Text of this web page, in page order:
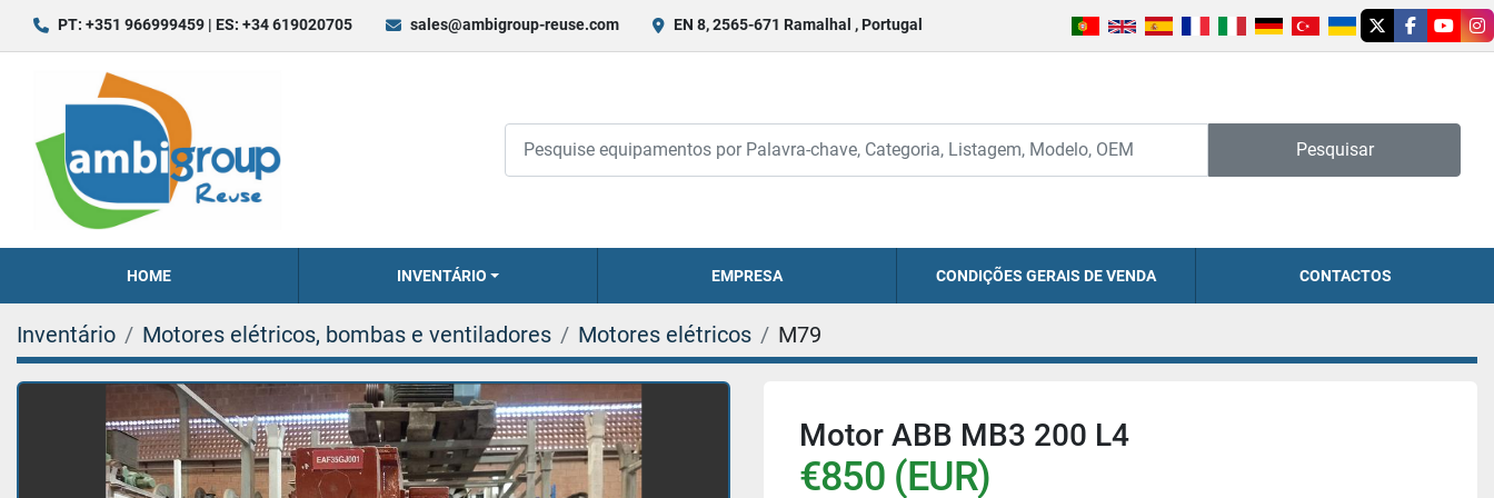
PT: +351 966999459 | ES: +34 619020705 sales@ambigroup-reuse.com EN 8, 2565-671 Ramalhal , Portugal
twitterfacebook
Pesquisar
HOME INVENTÁRIO EMPRESA CONDIÇÕES GERAIS DE VENDA CONTACTOS
Inventário Motores elétricos, bombas e ventiladores Motores elétricos M79
Motor ABB MB3 200 L4
€850 (EUR)